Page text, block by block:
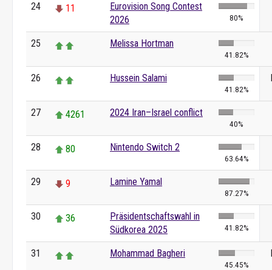
24 11
Eurovision Song Contest
2026
80%
25 Melissa Hortman
41.82%
26 Hussein Salami
41.82%
27 4261 2024 Iran–Israel conflict
40%
28 80 Nintendo Switch 2
63.64%
29 9 Lamine Yamal
87.27%
30 36
Präsidentschaftswahl in
Südkorea 2025
41.82%
31 Mohammad Bagheri
45.45%